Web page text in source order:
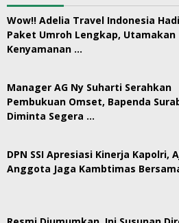
Wow!! Adelia Travel Indonesia
Paket Umroh Lengkap, Utamakan
Kenyamanan …
Manager AG Ny Suharti Serahkan
Pembukuan Omset, Bapenda
Diminta Segera …
DPN SSI Apresiasi Kinerja Kapolri,
Anggota Jaga Kambtimas